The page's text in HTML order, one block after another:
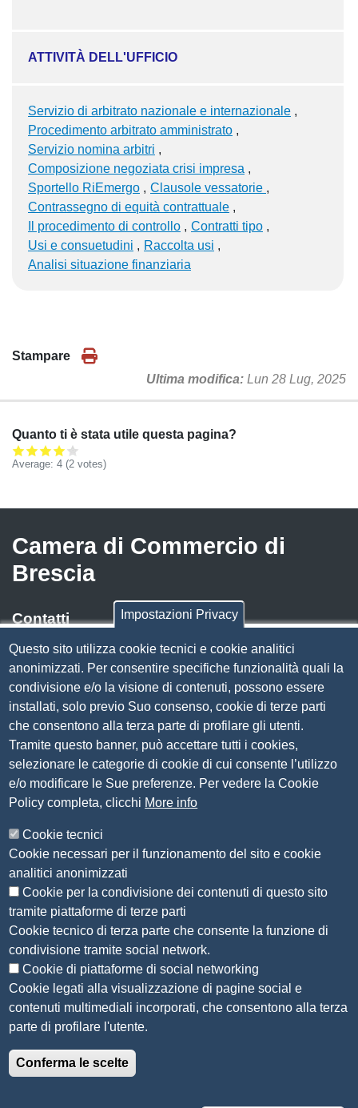
ATTIVITÀ DELL'UFFICIO
Servizio di arbitrato nazionale e internazionale
Procedimento arbitrato amministrato
Servizio nomina arbitri
Composizione negoziata crisi impresa
Sportello RiEmergo
Clausole vessatorie
Contrassegno di equità contrattuale
Il procedimento di controllo
Contratti tipo
Usi e consuetudini
Raccolta usi
Analisi situazione finanziaria
Stampare
Ultima modifica Lun 28 Lug, 2025
Quanto ti è stata utile questa pagina?
Average: 4 (2 votes)
Camera di Commercio di
Brescia
Contatti
Via Luigi Einaudi, 23, 25121 Brescia BS
Tel. 030 37251
PECcamera.brescia@bs.legalmail.camcom.it
P.IVA 00859790172
C.F. 80013870177
Contatti
Amministrazione Trasparente
Organizzazione
Bandi di concorso
Bandi di gara e contratti
Provvedimenti
Attività e procedimenti
Seguici su
Sito web
Accesso riservato
Mappa del sito
Impostazioni Privacy
Questo sito utilizza cookie tecnici e cookie analitici
anonimizzati. Per consentire specifiche funzionalità quali la
condivisione e/o la visione di contenuti, possono essere
installati, solo previo Suo consenso, cookie di terze parti
che consentono alla terza parte di profilare gli utenti.
Tramite questo banner, può accettare tutti i cookies,
selezionare le categorie di cookie di cui consente l’utilizzo
e/o modificare le Sue preferenze. Per vedere la Cookie
Policy completa, clicchi More info
Cookie tecnici
Cookie necessari per il funzionamento del sito e cookie
analitici anonimizzati
Cookie per la condivisione dei contenuti di questo sito
tramite piattaforme di terze parti
Cookie tecnico di terza parte che consente la funzione di
condivisione tramite social network.
Cookie di piattaforme di social networking
Cookie legati alla visualizzazione di pagine social e
contenuti multimediali incorporati, che consentono alla terza
parte di profilare l'utente.
Conferma le scelte